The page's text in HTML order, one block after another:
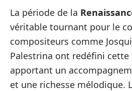
La période de la
véritable tournant pour le
compositeurs comme
Palestrina ont redéfini cette
apportant un
et une richesse mélodique.